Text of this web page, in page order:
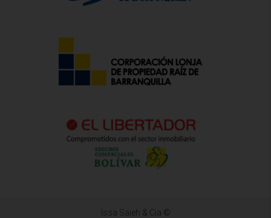
Issa Saieh & Cia ©